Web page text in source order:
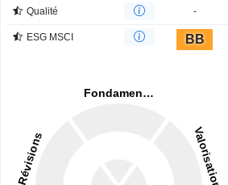
Qualité -
ESG MSCI BB